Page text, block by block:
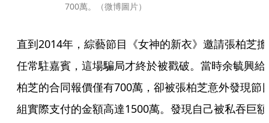
700萬。（微博圖片）
直到2014年，綜藝節目《女神的新衣》邀請張柏芝擔
任常駐嘉賓，這場騙局才終於被戳破。當時余毓興給
柏芝的合同報價僅有700萬，卻被張柏芝意外發現節
組實際支付的金額高達1500萬。發現自己被私吞巨額